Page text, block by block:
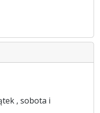
, sobota i